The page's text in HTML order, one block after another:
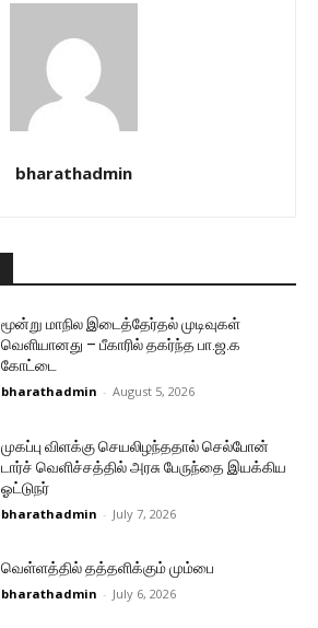
bharathadmin
மூன்று மாநில இடைத்தேர்தல் முடிவுகள்
வெளியானது – பீகாரில் தகர்ந்த பா.ஜ.க
கோட்டை
bharathadmin - August 5, 2026
முகப்பு விளக்கு செயலிழந்ததால் செல்போன்
டார்ச் வெளிச்சத்தில் அரசு பேருந்தை இயக்கிய
ஓட்டுநர்
bharathadmin - July 7, 2026
வெள்ளத்தில் தத்தளிக்கும் மும்பை
bharathadmin - July 6, 2026